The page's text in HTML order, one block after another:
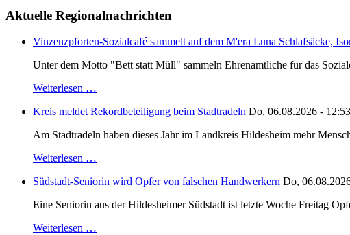
Aktuelle Regionalnachrichten
Vinzenzpforten-Sozialcafé sammelt auf dem M'era Luna Schlafsäcke,
Unter dem Motto "Bett statt Müll" sammeln Ehrenamtliche für das
Weiterlesen …
Kreis meldet Rekordbeteiligung beim Stadtradeln Do, 06.08.2026 - 12:53
Am Stadtradeln haben dieses Jahr im Landkreis Hildesheim mehr
Weiterlesen …
Südstadt-Seniorin wird Opfer von falschen Handwerkern Do,
Eine Seniorin aus der Hildesheimer Südstadt ist letzte Woche Freitag
Weiterlesen …